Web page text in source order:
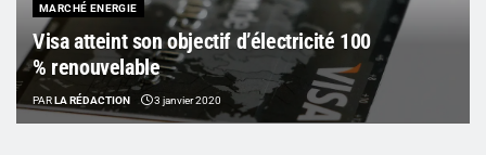
MARCHÉ ENERGIE
Visa atteint son objectif d’électricité 100
% renouvelable
PARLA RÉDACTION 3 janvier 2020